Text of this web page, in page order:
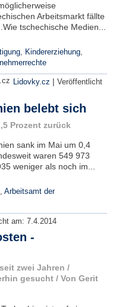
Arbeitsmarkt fällte
tschechische Medien...
, Kindererziehung,
Lidovky.cz | Veröffentlicht
belebt sich
Prozent zurück
sank im Mai um 0,4
waren 549 973
weniger als noch im...
, Arbeitsamt der
am: 7.4.2014
-
zwei Jahren /
gesucht / Von Gerit